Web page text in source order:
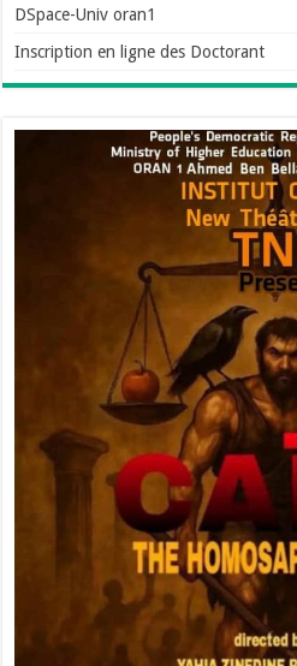
DSpace-Univ oran1
Inscription en ligne des Doctorant